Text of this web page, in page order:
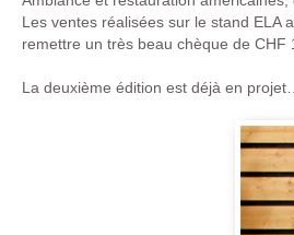
Les ventes réalisées sur le stand ELA
remettre un très beau chèque de CHF
La deuxième édition est déjà en